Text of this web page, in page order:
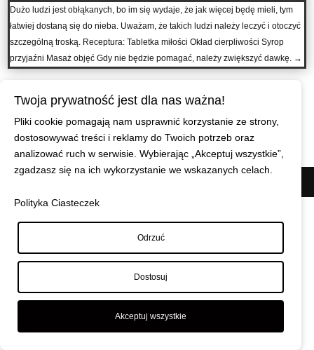
Dużo ludzi jest obłąkanych, bo im się wydaje, że jak więcej będę mieli, tym
łatwiej dostaną się do nieba. Uważam, że takich ludzi należy leczyć i otoczyć
szczególną troską. Receptura: Tabletka miłości Okład cierpliwości Syrop
przyjaźni Masaż objęć Gdy nie będzie pomagać, należy zwiększyć dawkę. →
Twoja prywatność jest dla nas ważna!
Pliki cookie pomagają nam usprawnić korzystanie ze strony,
dostosowywać treści i reklamy do Twoich potrzeb oraz
analizować ruch w serwisie. Wybierając „Akceptuj wszystkie”,
zgadzasz się na ich wykorzystanie we wskazanych celach.
Polityka Ciasteczek
Odrzuć
Dostosuj
Akceptuj wszystkie